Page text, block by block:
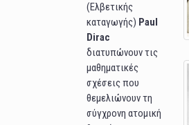
(Ελβετικής
καταγωγής) Paul
Dirac
διατυπώνουν τις
μαθηματικές
σχέσεις που
θεμελιώνουν τη
σύγχρονη ατομική